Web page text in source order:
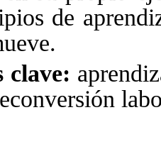
de
clave: